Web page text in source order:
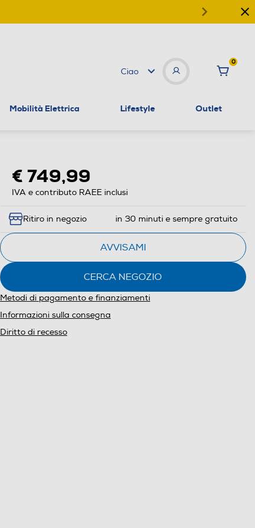
Ciao
0
Mobilità Elettrica Lifestyle Outlet
€ 749,99
IVA e contributo RAEE inclusi
Ritiro in negozio in 30 minuti e sempre gratuito
AVVISAMI
CERCA NEGOZIO
Metodi di pagamento e finanziamenti
Informazioni sulla consegna
Diritto di recesso